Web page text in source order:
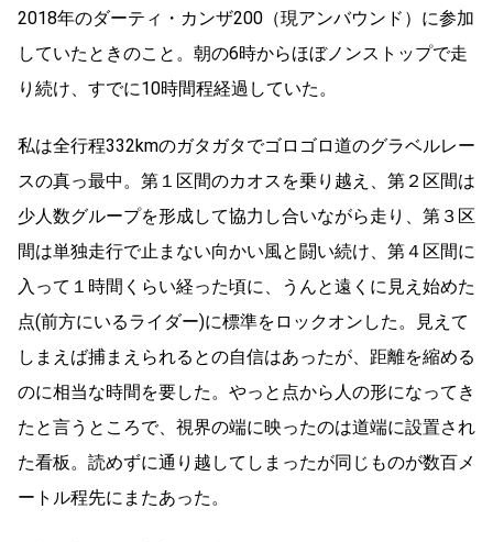
2018年のダーティ・カンザ200（現アンバウンド）に参加
していたときのこと。朝の6時からほぼノンストップで走
り続け、すでに10時間程経過していた。
私は全行程332kmのガタガタでゴロゴロ道のグラベルレー
スの真っ最中。第１区間のカオスを乗り越え、第２区間は
少人数グループを形成して協力し合いながら走り、第３区
間は単独走行で止まない向かい風と闘い続け、第４区間に
入って１時間くらい経った頃に、うんと遠くに見え始めた
点(前方にいるライダー)に標準をロックオンした。見えて
しまえば捕まえられるとの自信はあったが、距離を縮める
のに相当な時間を要した。やっと点から人の形になってき
たと言うところで、視界の端に映ったのは道端に設置され
た看板。読めずに通り越してしまったが同じものが数百メ
ートル程先にまたあった。